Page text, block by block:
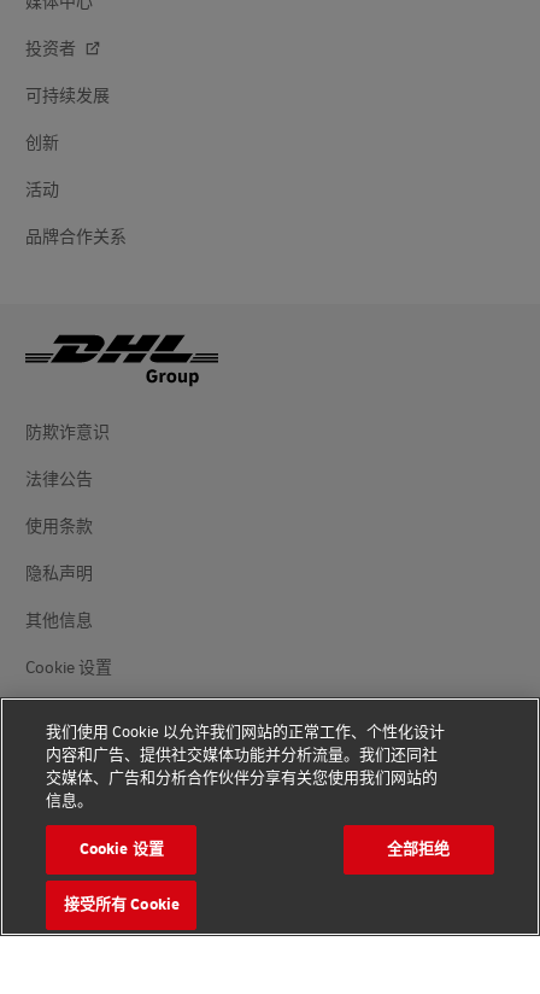
投资者
可持续发展
创新
活动
品牌合作关系
防欺诈意识
法律公告
使用条款
隐私声明
其他信息
Cookie 设置
关注我们
版权© 2026 - 版权所有
我们使用 Cookie 以允许我们网站的正常工作、个性化设计
内容和广告、提供社交媒体功能并分析流量。我们还同社
交媒体、广告和分析合作伙伴分享有关您使用我们网站的
信息。
Cookie 设置 全部拒绝
接受所有 Cookie